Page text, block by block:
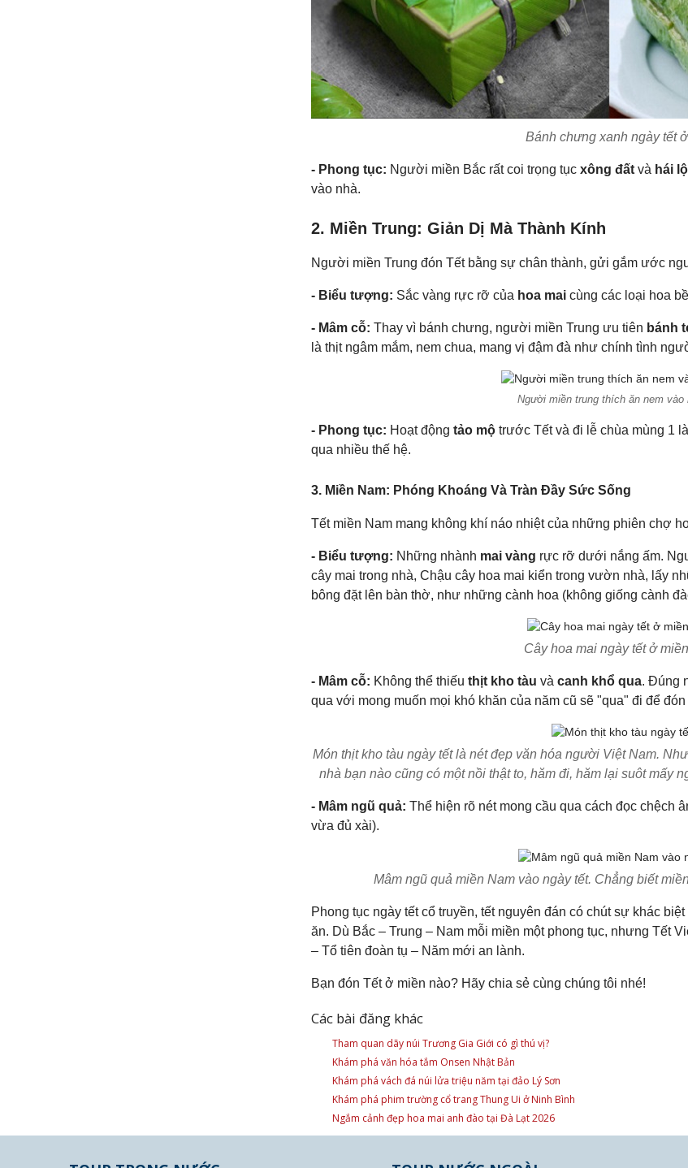
Bánh chưng xanh ngày tết
- Phong tục: Người miền Bắc rất coi trọng tục xông đấtvà hái
vào nhà.
2. Miền Trung: Giản Dị Mà Thành Kính
Người miền Trung đón Tết bằng sự chân thành, gửi gắm ước
- Biểu tượng: Sắc vàng rực rỡ của hoa maicùng các loại hoa
- Mâm cỗ: Thay vì bánh chưng, người miền Trung ưu tiên bánh
là thịt ngâm mắm, nem chua, mang vị đậm đà như chính tình
Người miền trung thích ăn nem vào
- Phong tục: Hoạt động tảo mộtrước Tết và đi lễ chùa mùng 1
qua nhiều thế hệ.
3. Miền Nam: Phóng Khoáng Và Tràn Đầy Sức Sống
Tết miền Nam mang không khí náo nhiệt của những phiên chợ
- Biểu tượng: Những nhành mai vàng rực rỡ dưới nắng ấm.
cây mai trong nhà, Chậu cây hoa mai kiển trong vườn nhà, lấy
bông đặt lên bàn thờ, như những cành hoa (không giống cành
Cây hoa mai ngày tết ở
- Mâm cỗ: Không thể thiếu thịt kho tàu và canh khổ qua. Đúng
qua với mong muốn mọi khó khăn của năm cũ sẽ "qua" đi để
Món thịt kho tàu ngày tết là nét đẹp văn hóa người Việt Nam.
nhà bạn nào cũng có một nồi thật to, hăm đi, hăm lại suôt mấy
- Mâm ngũ quả: Thể hiện rõ nét mong cầu qua cách đọc chệch
vừa đủ xài).
Mâm ngũ quả miền Nam vào ngày tết. Chẳng biết
Phong tục ngày tết cổ truyền, tết nguyên đán có chút sự khác
ăn. Dù Bắc – Trung – Nam mỗi miền một phong tục, nhưng Tết
– Tổ tiên đoàn tụ – Năm mới an lành.
Bạn đón Tết ở miền nào? Hãy chia sẻ cùng chúng tôi nhé!
Các bài đăng khác
Tham quan dãy núi Trương Gia Giới có gì thú vị?
Khám phá văn hóa tắm Onsen Nhật Bản
Khám phá vách đá núi lửa triệu năm tại đảo Lý Sơn
Khám phá phim trường cổ trang Thung Ui ở Ninh Bình
Ngắm cảnh đẹp hoa mai anh đào tại Đà Lạt 2026